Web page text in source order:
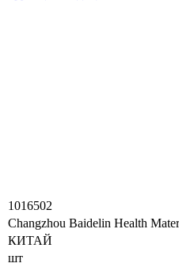
1016502
Changzhou Baidelin Health
КИТАЙ
шт